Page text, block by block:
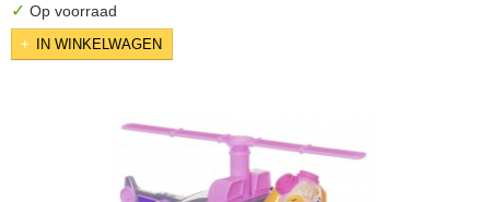
✓ Op voorraad
IN WINKELWAGEN